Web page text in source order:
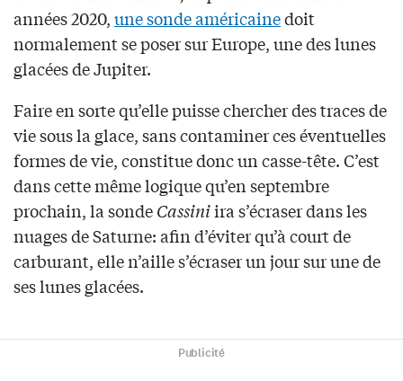
années 2020,une sonde américainedoit
normalement se poser sur Europe, une des lunes
glacées de Jupiter.
Faire en sorte qu’elle puisse chercher des traces de
vie sous la glace, sans contaminer ces éventuelles
formes de vie, constitue donc un casse-tête. C’est
dans cette même logique qu’en septembre
prochain, la sondeCassiniira s’écraser dans les
nuages de Saturne: afin d’éviter qu’à court de
carburant, elle n’aille s’écraser un jour sur une de
ses lunes glacées.
Publicité